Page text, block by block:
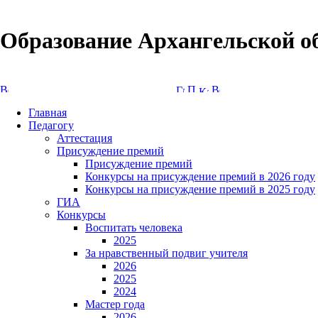
Образование Архангельской
Главная
Педагогу
Аттестация
Присуждение премий
Присуждение премий
Конкурсы на присуждение премий в 2026 году
Конкурсы на присуждение премий в 2025 году
ГИА
Конкурсы
Воспитать человека
2025
За нравственный подвиг учителя
2026
2025
2024
Мастер года